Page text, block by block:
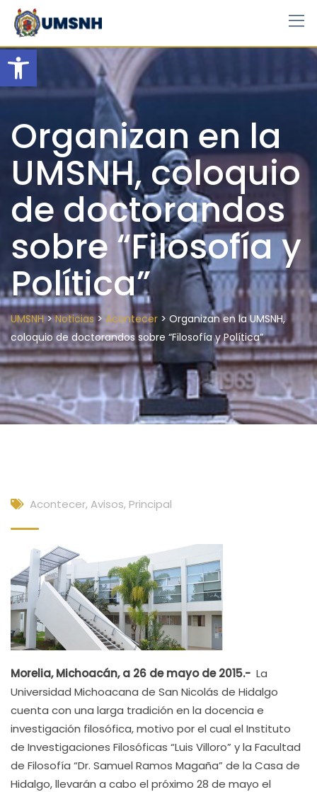
Open toolbar
Skip
content
Organizan en la
UMSNH, coloquio
de doctorandos
sobre “Filosofía y
Política”
UMSNH>Noticias> Acontecer > Organizan en la UMSNH,
coloquio de doctorandos sobre “Filosofía y Política”
Acontecer,Avisos, Principal
Morelia, Michoacán, a 26 de mayo de 2015.- La
Universidad Michoacana de San Nicolás de Hidalgo
cuenta con una larga tradición en la docencia e
investigación filosófica, motivo por el cual el Instituto
de Investigaciones Filosóficas “Luis Villoro” y la Facultad
de Filosofía “Dr. Samuel Ramos Magaña” de la Casa de
Hidalgo, llevarán a cabo el próximo 28 de mayo el